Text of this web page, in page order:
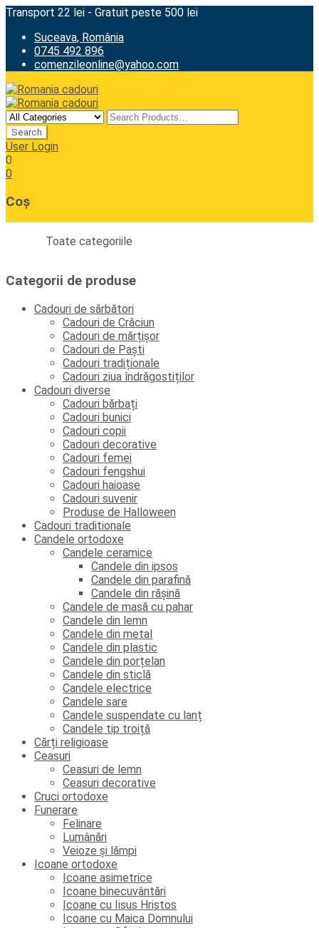
Transport 22 lei - Gratuit peste 500 lei
Suceava, România
0745 492 896
comenzileonline@yahoo.com
User Login
0
0
Coș
Toate categoriile
Categorii de produse
Cadouri de sărbători
Cadouri de Crăciun
Cadouri de mărțișor
Cadouri de Paști
Cadouri tradiționale
Cadouri ziua îndrăgostiților
Cadouri diverse
Cadouri bărbați
Cadouri bunici
Cadouri copii
Cadouri decorative
Cadouri femei
Cadouri fengshui
Cadouri haioase
Cadouri suvenir
Produse de Halloween
Cadouri traditionale
Candele ortodoxe
Candele ceramice
Candele din ipsos
Candele din parafină
Candele din rășină
Candele de masă cu pahar
Candele din lemn
Candele din metal
Candele din plastic
Candele din porțelan
Candele din sticlă
Candele electrice
Candele sare
Candele suspendate cu lanț
Candele tip troiță
Cărți religioase
Ceasuri
Ceasuri de lemn
Ceasuri decorative
Cruci ortodoxe
Funerare
Felinare
Lumânări
Veioze și lămpi
Icoane ortodoxe
Icoane asimetrice
Icoane binecuvântări
Icoane cu Iisus Hristos
Icoane cu Maica Domnului